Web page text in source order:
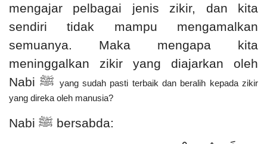
mengajar pelbagai jenis zikir, dan kita
sendiri tidak mampu mengamalkan
semuanya. Maka mengapa kita
meninggalkan zikir yang diajarkan oleh
Nabiﷺ yang sudah pasti terbaik dan beralih kepada zikir
yang direka oleh manusia?
Nabi ﷺ bersabda: